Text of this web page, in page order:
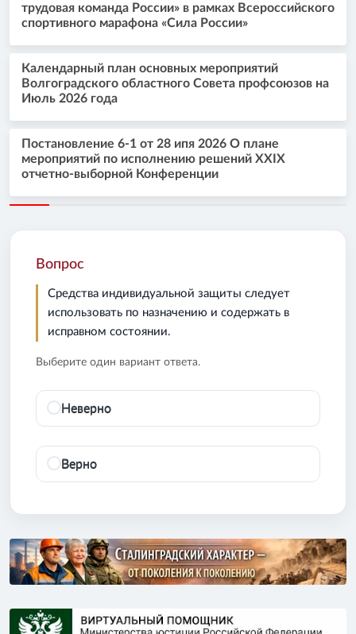
трудовая команда России» в рамках Всероссийского
спортивного марафона «Сила России»
Календарный план основных мероприятий
Волгоградского областного Совета профсоюзов на
Июль 2026 года
Постановление 6-1 от 28 ипя 2026 О плане
мероприятий по исполнению решений XXIX
отчетно-выборной Конференции
Вопрос
Средства индивидуальной защиты следует
использовать по назначению и содержать в
исправном состоянии.
Выберите один вариант ответа.
Неверно
Верно